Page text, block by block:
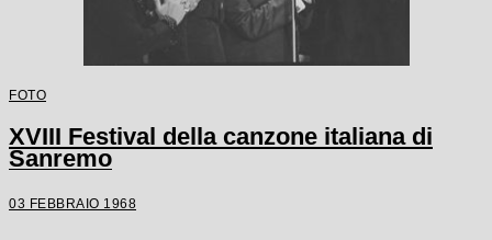
FOTO
XVIII Festival della canzone italiana di
Sanremo
03 FEBBRAIO 1968